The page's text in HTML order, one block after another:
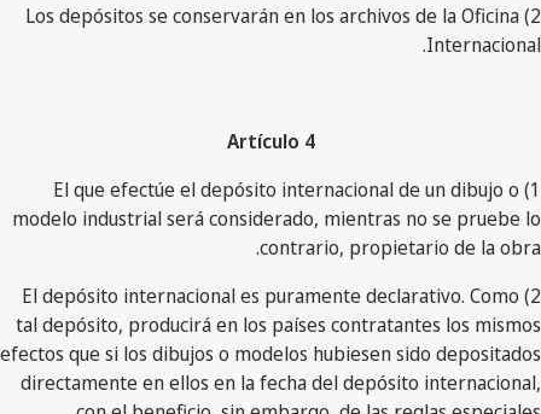
2) Los depósitos se conservarán en los archivos de la Oficina
Internacional.
Artículo 4
1) El que efectúe el depósito internacional de un dibujo o
modelo industrial será considerado, mientras no se pruebe lo
contrario, propietario de la obra.
2) El depósito internacional es puramente declarativo. Como
tal depósito, producirá en los países contratantes los mismos
efectos que si los dibujos o modelos hubiesen sido depositados
directamente en ellos en la fecha del depósito internacional,